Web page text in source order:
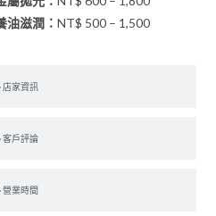
店家資訊
客戶評論
營業時間
油滋潤：NT$ 500 – 1,500